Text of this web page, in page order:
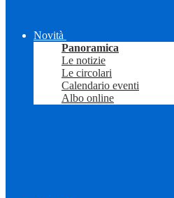
Novità
Panoramica
Le notizie
Le circolari
Calendario eventi
Albo online